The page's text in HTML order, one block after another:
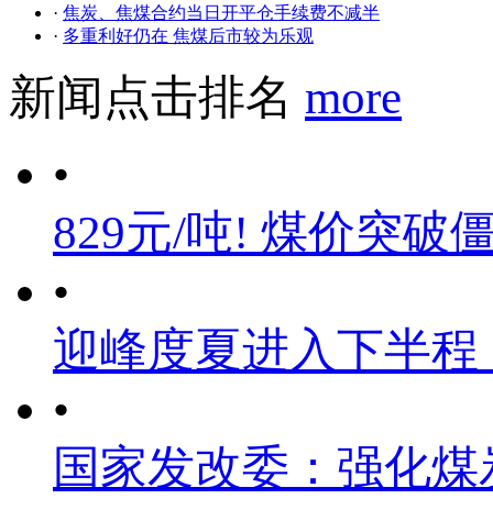
· 焦炭、焦煤合约当日开平仓手续费不减半
· 多重利好仍在 焦煤后市较为乐观
新闻点击排名 more
•
829元/吨! 煤价突破
•
迎峰度夏进入下半
•
国家发改委：强化